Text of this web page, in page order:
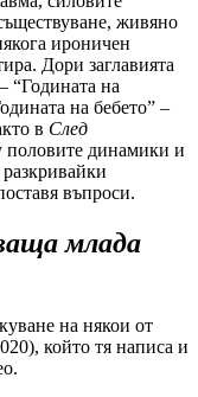
живяно
ироничен
Дори заглавията
“Годината на
на бебето” –
в След
половите динамики и
разкривайки
въпроси.
млада
на някои от
който тя написа и